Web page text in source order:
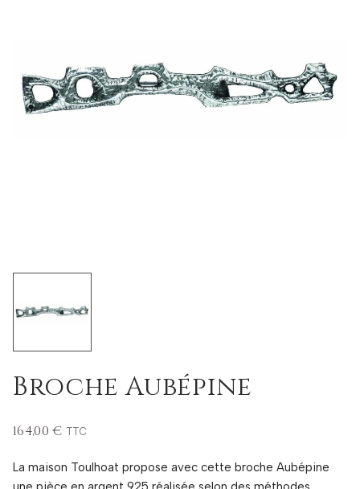
Broche Aubépine
164,00 € TTC
La maison Toulhoat propose avec cette broche Aubépine